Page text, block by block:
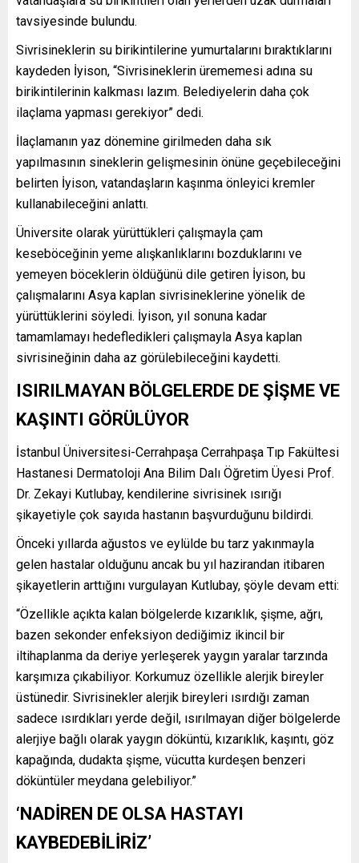
tavsiyesinde bulundu.
Sivrisineklerin su birikintilerine yumurtalarını bıraktıklarını
kaydeden İyison, “Sivrisineklerin ürememesi adına su
birikintilerinin kalkması lazım. Belediyelerin daha çok
ilaçlama yapması gerekiyor” dedi.
İlaçlamanın yaz dönemine girilmeden daha sık
yapılmasının sineklerin gelişmesinin önüne geçebileceğini
belirten İyison, vatandaşların kaşınma önleyici kremler
kullanabileceğini anlattı.
Üniversite olarak yürüttükleri çalışmayla çam
keseböceğinin yeme alışkanlıklarını bozduklarını ve
yemeyen böceklerin öldüğünü dile getiren İyison, bu
çalışmalarını Asya kaplan sivrisineklerine yönelik de
yürüttüklerini söyledi. İyison, yıl sonuna kadar
tamamlamayı hedefledikleri çalışmayla Asya kaplan
sivrisineğinin daha az görülebileceğini kaydetti.
ISIRILMAYAN BÖLGELERDE DE ŞİŞME VE
KAŞINTI GÖRÜLÜYOR
İstanbul Üniversitesi-Cerrahpaşa Cerrahpaşa Tıp Fakültesi
Hastanesi Dermatoloji Ana Bilim Dalı Öğretim Üyesi Prof.
Dr. Zekayi Kutlubay, kendilerine sivrisinek ısırığı
şikayetiyle çok sayıda hastanın başvurduğunu bildirdi.
Önceki yıllarda ağustos ve eylülde bu tarz yakınmayla
gelen hastalar olduğunu ancak bu yıl hazirandan itibaren
şikayetlerin arttığını vurgulayan Kutlubay, şöyle devam etti:
“Özellikle açıkta kalan bölgelerde kızarıklık, şişme, ağrı,
bazen sekonder enfeksiyon dediğimiz ikincil bir
iltihaplanma da deriye yerleşerek yaygın yaralar tarzında
karşımıza çıkabiliyor. Korkumuz özellikle alerjik bireyler
üstünedir. Sivrisinekler alerjik bireyleri ısırdığı zaman
sadece ısırdıkları yerde değil, ısırılmayan diğer bölgelerde
alerjiye bağlı olarak yaygın döküntü, kızarıklık, kaşıntı, göz
kapağında, dudakta şişme, vücutta kurdeşen benzeri
döküntüler meydana gelebiliyor.”
‘NADİREN DE OLSA HASTAYI
KAYBEDEBİLİRİZ’